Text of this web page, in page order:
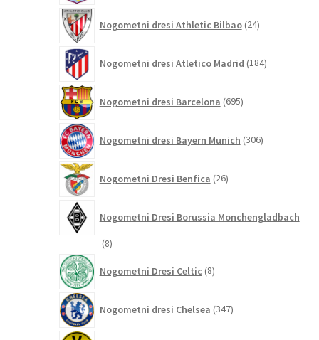
Nogometni dresi Athletic Bilbao 24izdelkov
Nogometni dresi Atletico Madrid 184izdelkov
Nogometni dresi Barcelona 695izdelkov
Nogometni dresi Bayern Munich 306izdelkov
Nogometni Dresi Benfica 26izdelkov
Nogometni Dresi Borussia Monchengladbach
88
Nogometni Dresi Celtic 8izdelkov
Nogometni dresi Chelsea 347izdelkov